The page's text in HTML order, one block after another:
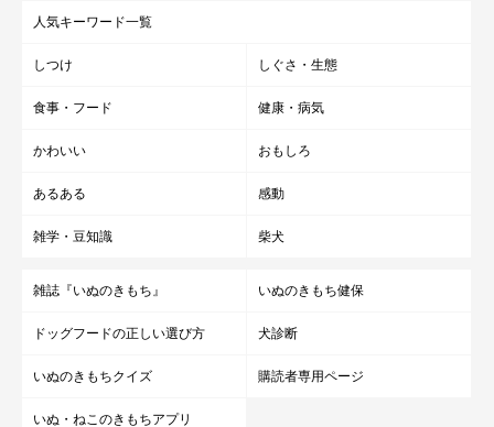
人気キーワード一覧
しつけ しぐさ・生態
食事・フード 健康・病気
かわいい おもしろ
あるある 感動
雑学・豆知識 柴犬
雑誌『いぬのきもち』 いぬのきもち健保
ドッグフードの正しい選び方 犬診断
いぬのきもちクイズ 購読者専用ページ
いぬ・ねこのきもちアプリ